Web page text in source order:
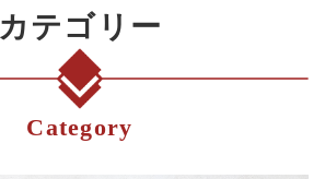
カテゴリー
Category